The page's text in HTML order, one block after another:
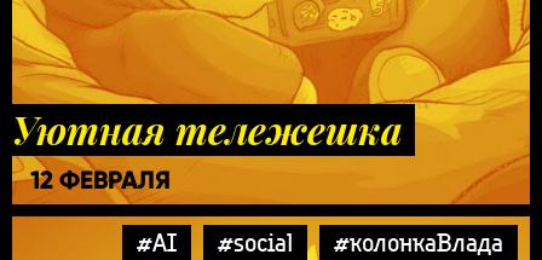
Уютная тележешка
12 ФЕВРАЛЯ
#AI #social
#колонкаВлада